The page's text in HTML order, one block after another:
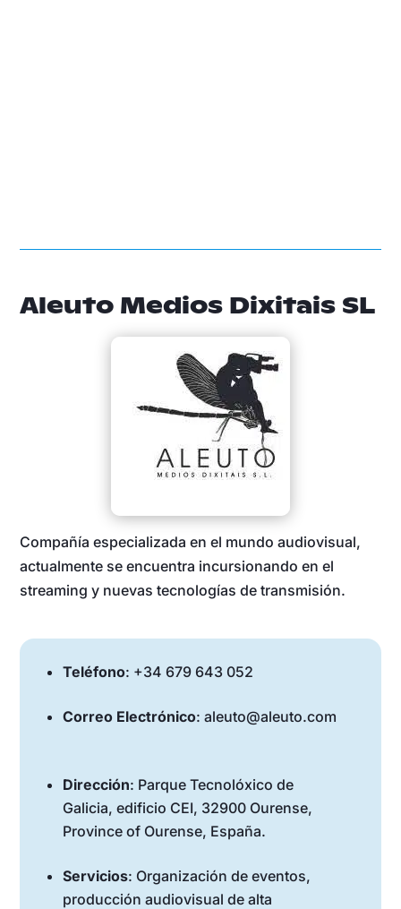
Aleuto Medios Dixitais SL
Compañía especializada en el mundo audiovisual,
actualmente se encuentra incursionando en el
streaming y nuevas tecnologías de transmisión.
Teléfono: +34 679 643 052
Correo Electrónico: aleuto@aleuto.com
Dirección: Parque Tecnolóxico de
Galicia, edificio CEI, 32900 Ourense,
Province of Ourense, España.
Servicios: Organización de eventos,
producción audiovisual de alta